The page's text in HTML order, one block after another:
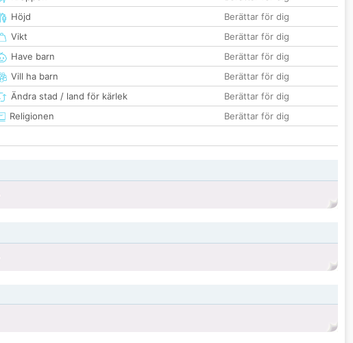
Höjd
Berättar för dig
Vikt
Berättar för dig
Have barn
Berättar för dig
Vill ha barn
Berättar för dig
Ändra stad / land för kärlek
Berättar för dig
Religionen
Berättar för dig